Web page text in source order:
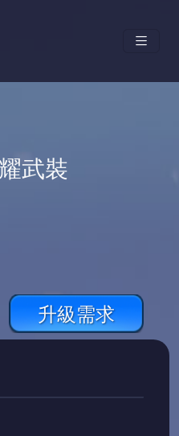
武裝
升級需求